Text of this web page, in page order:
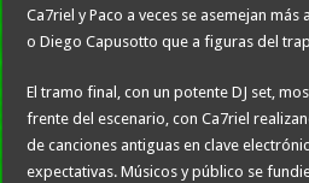
Ca7riel y Paco a veces se asemejan
o Diego Capusotto que a figuras del
El tramo final, con un potente DJ set,
frente del escenario, con Ca7riel
de canciones antiguas en clave
expectativas. Músicos y público se